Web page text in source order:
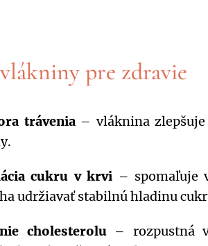
pre zdravie
trávenia– vláknina
cukru v krvi – spomaľuje
udržiavať stabilnú hladinu
cholesterolu– rozpustná